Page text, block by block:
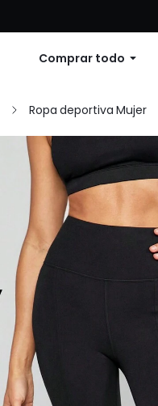
Comprar todo
Ropa deportiva Mujer